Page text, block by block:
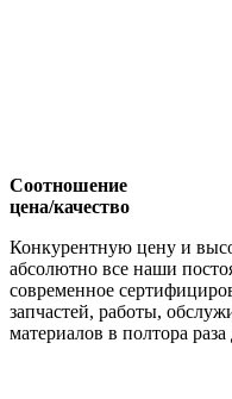
Соотношение
цена/качество
Конкурентную цену и
абсолютно все наши
современное
запчастей, работы,
материалов в полтора